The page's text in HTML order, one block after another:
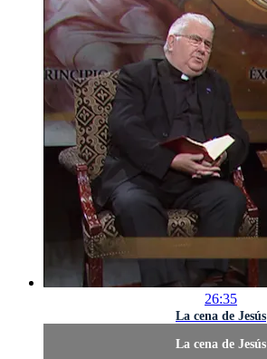
26:35
La cena de Jesús
La cena de Jesús